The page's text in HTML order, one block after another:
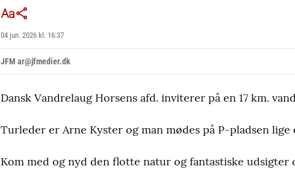
04 jun. 2026 kl. 16:37
JFM ar@jfmedier.dk
Dansk Vandrelaug Horsens afd. inviterer på en 17 km.
Turleder er Arne Kyster og man mødes på P-pladsen
Kom med og nyd den flotte natur og fantastiske